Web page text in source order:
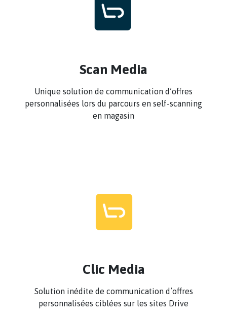
Scan Media
Unique solution de communication d’offres
personnalisées lors du parcours en self-scanning
en magasin
Clic Media
Solution inédite de communication d’offres
personnalisées ciblées sur les sites Drive